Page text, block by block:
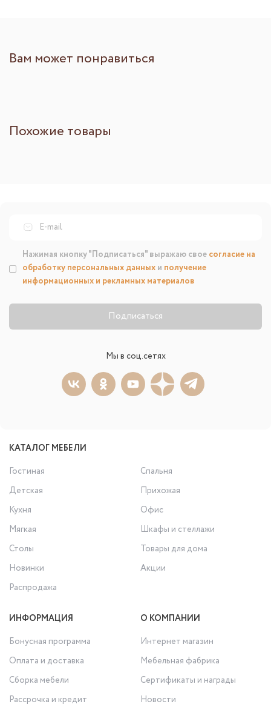
Вам может понравиться
Похожие товары
Подписаться
Нажимая кнопку "Подписаться" выражаю свое согласие на
обработку персональных данных и получение
информационных и рекламных материалов
Мы в соц.сетях
КАТАЛОГ МЕБЕЛИ
Гостиная
Спальня
Детская
Прихожая
Кухня
Офис
Мягкая
Шкафы и стеллажи
Столы
Товары для дома
Новинки
Акции
Распродажа
ИНФОРМАЦИЯ
Бонусная программа
Оплата и доставка
Сборка мебели
Рассрочка и кредит
О КОМПАНИИ
Интернет магазин
Мебельная фабрика
Сертификаты и награды
Новости